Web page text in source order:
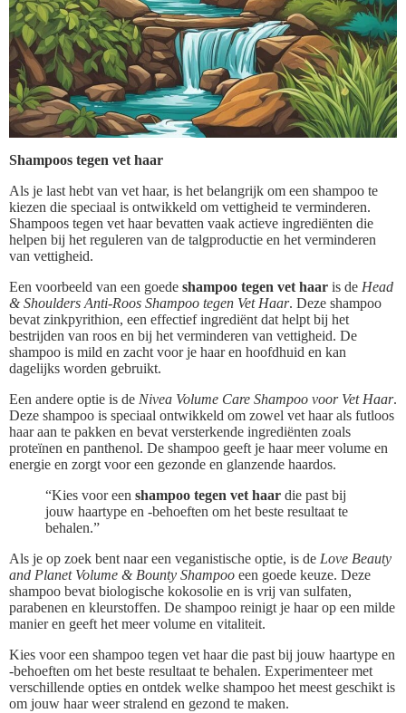
Shampoos tegen vet haar
Als je last hebt van vet haar, is het belangrijk om een shampoo te
kiezen die speciaal is ontwikkeld om vettigheid te verminderen.
Shampoos tegen vet haar bevatten vaak actieve ingrediënten die
helpen bij het reguleren van de talgproductie en het verminderen
van vettigheid.
Een voorbeeld van een goede shampoo tegen vet haar is de Head
& Shoulders Anti-Roos Shampoo tegen Vet Haar. Deze shampoo
bevat zinkpyrithion, een effectief ingrediënt dat helpt bij het
bestrijden van roos en bij het verminderen van vettigheid. De
shampoo is mild en zacht voor je haar en hoofdhuid en kan
dagelijks worden gebruikt.
Een andere optie is de Nivea Volume Care Shampoo voor Vet Haar.
Deze shampoo is speciaal ontwikkeld om zowel vet haar als futloos
haar aan te pakken en bevat versterkende ingrediënten zoals
proteïnen en panthenol. De shampoo geeft je haar meer volume en
energie en zorgt voor een gezonde en glanzende haardos.
“Kies voor een shampoo tegen vet haar die past bij
jouw haartype en -behoeften om het beste resultaat te
behalen.”
Als je op zoek bent naar een veganistische optie, is de Love Beauty
and Planet Volume & Bounty Shampoo een goede keuze. Deze
shampoo bevat biologische kokosolie en is vrij van sulfaten,
parabenen en kleurstoffen. De shampoo reinigt je haar op een milde
manier en geeft het meer volume en vitaliteit.
Kies voor een shampoo tegen vet haar die past bij jouw haartype en
-behoeften om het beste resultaat te behalen. Experimenteer met
verschillende opties en ontdek welke shampoo het meest geschikt is
om jouw haar weer stralend en gezond te maken.